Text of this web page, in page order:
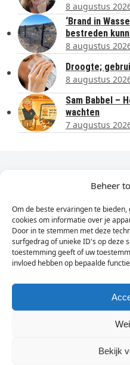
Beheer
Om de beste ervaringen te
cookies om informatie over je
Door in te stemmen met deze
surfgedrag of unieke ID's op deze
toestemming geeft of uw
invloed hebben op bepaalde
Bekijk
8 augustus
‘Brand in
bestreden
8 augustus
Droogte;
8 augustus
Sam Babbel –
wachten
7 augustus
Dagelijks het
Vul
hier
je
e-
mailadres
in